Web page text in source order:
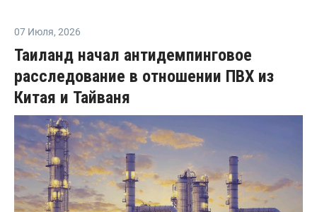
07 Июля, 2026
Таиланд начал антидемпинговое
расследование в отношении ПВХ из
Китая и Тайваня